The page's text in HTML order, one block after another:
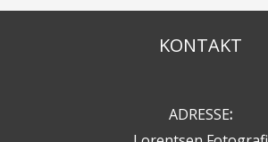
KONTAKT
ADRESSE: